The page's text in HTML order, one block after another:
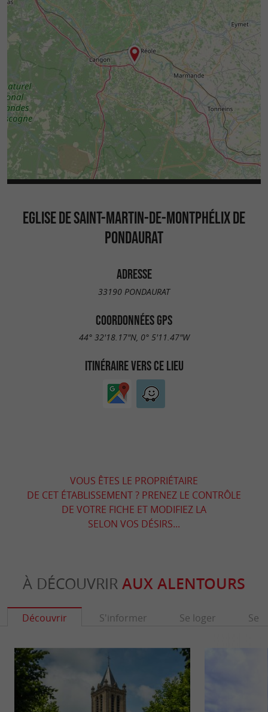
EGLISE DE SAINT-MARTIN-DE-MONTPHÉLIX DE
PONDAURAT
ADRESSE
33190 PONDAURAT
COORDONNÉES GPS
44° 32'18.17"N, 0° 5'11.47"W
ITINÉRAIRE VERS CE LIEU
VOUS ÊTES LE PROPRIÉTAIRE
DE CET ÉTABLISSEMENT ? PRENEZ LE CONTRÔLE
DE VOTRE FICHE ET MODIFIEZ LA
SELON VOS DÉSIRS...
À DÉCOUVRIR AUX ALENTOURS
Découvrir S'informer Se loger Se